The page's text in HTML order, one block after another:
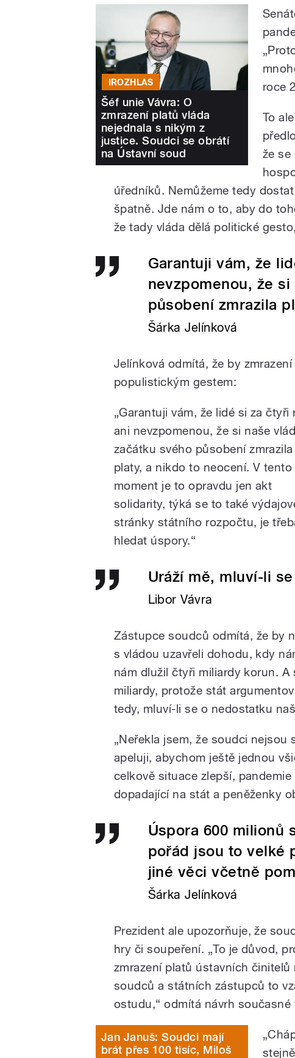
IROZHLAS
Šéf unie Vávra: O
zmrazení platů vláda
nejednala s nikým z
justice. Soudci se obrátí
na Ústavní soud
roce
To
že se
úředníků. Nemůžeme tedy
špatně. Jde nám o to, aby do
že tady vláda dělá politické
Garantuji vám, že
nevzpomenou, že
působení zmrazila
Šárka Jelínková
Jelínková odmítá, že by
populistickým gestem:
„Garantuji vám, že lidé si za čtyři
ani nevzpomenou, že si naše
začátku svého působení zmrazila
platy, a nikdo to neocení. V tento
moment je to opravdu jen akt
solidarity, týká se to také
stránky státního rozpočtu, je
hledat úspory.“
Uráží mě, mluví-li
Libor Vávra
Zástupce soudců odmítá, že by
s vládou uzavřeli dohodu, kdy
nám dlužil čtyři miliardy korun.
miliardy, protože stát
tedy, mluví-li se o nedostatku
„Neřekla jsem, že soudci nejsou
apeluji, abychom ještě jednou
celkově situace zlepší,
dopadající na stát a peněženky
Úspora 600 milionů
pořád jsou to velké
jiné věci včetně
Šárka Jelínková
Prezident ale upozorňuje, že
hry či soupeření. „To je důvod,
zmrazení platů ústavních
soudců a státních zástupců to
ostudu,“ odmítá návrh současné
Jan Januš: Soudci mají
brát přes 100 tisíc, Miloš